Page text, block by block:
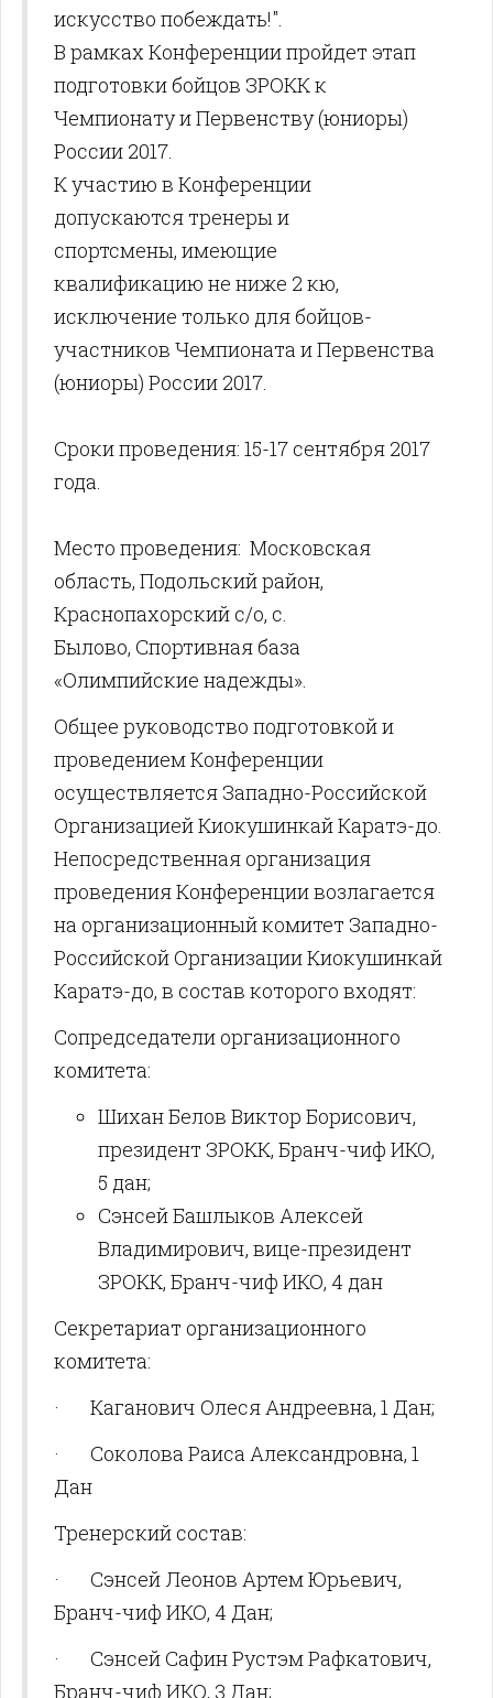
искусство побеждать!".
В рамках Конференции пройдет этап
подготовки бойцов ЗРОКК к
Чемпионату и Первенству (юниоры)
России 2017.
К участию в Конференции
допускаются тренеры и
спортсмены, имеющие
квалификацию не ниже 2 кю,
исключение только для бойцов-
участников Чемпионата и Первенства
(юниоры) России 2017.
Сроки проведения: 15-17 сентября 2017
года.
Место проведения: Московская
область, Подольский район,
Краснопахорский с/о, с.
Былово, Спортивная база
«Олимпийские надежды».
Общее руководство подготовкой и
проведением Конференции
осуществляется Западно-Российской
Организацией Киокушинкай Каратэ-до.
Непосредственная организация
проведения Конференции возлагается
на организационный комитет Западно-
Российской Организации Киокушинкай
Каратэ-до, в состав которого входят:
Сопредседатели организационного
комитета:
Шихан Белов Виктор Борисович,
президент ЗРОКК, Бранч-чиф ИКО,
5 дан;
Сэнсей Башлыков Алексей
Владимирович, вице-президент
ЗРОКК, Бранч-чиф ИКО, 4 дан
Секретариат организационного
комитета:
· Каганович Олеся Андреевна, 1 Дан;
· Соколова Раиса Александровна, 1
Дан
Тренерский состав:
· Сэнсей Леонов Артем Юрьевич,
Бранч-чиф ИКО, 4 Дан;
· Сэнсей Сафин Рустэм Рафкатович,
Бранч-чиф ИКО, 3 Дан;